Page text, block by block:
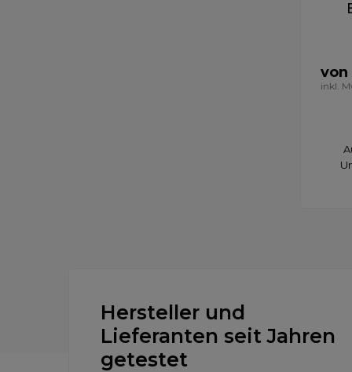
von
inkl.
Hersteller und
Lieferanten seit Jahren
getestet